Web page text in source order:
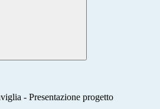
- Presentazione progetto